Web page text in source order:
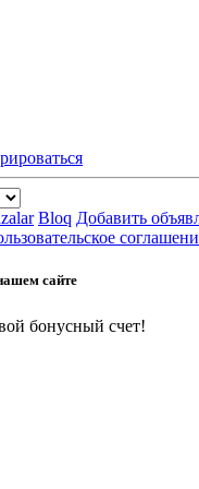
Bloq Добавить
сайте
бонусный счет!